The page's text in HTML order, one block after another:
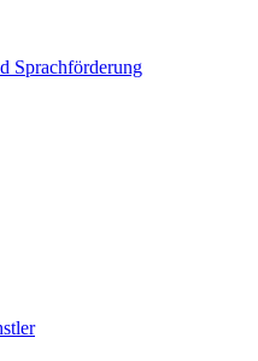
Sprachförderung